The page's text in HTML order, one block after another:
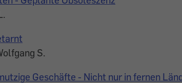
S.
Geschäfte - Nicht nur in fernen